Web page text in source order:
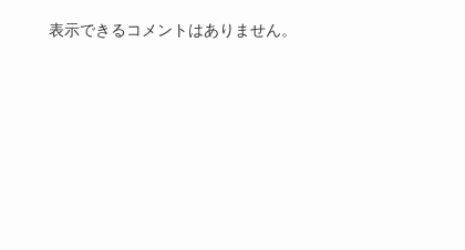
表示できるコメントはありません。